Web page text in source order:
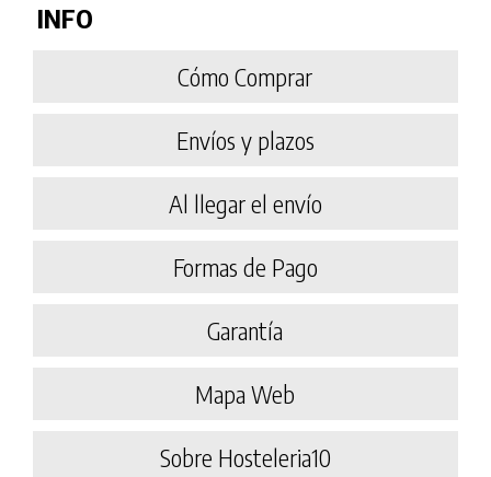
INFO
Cómo Comprar
Envíos y plazos
Al llegar el envío
Formas de Pago
Garantía
Mapa Web
Sobre Hosteleria10